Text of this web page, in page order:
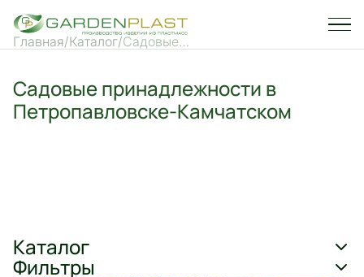
Главная Каталог Садовые
Садовые принадлежности в
Петропавловске-Камчатском
Каталог
Фильтры